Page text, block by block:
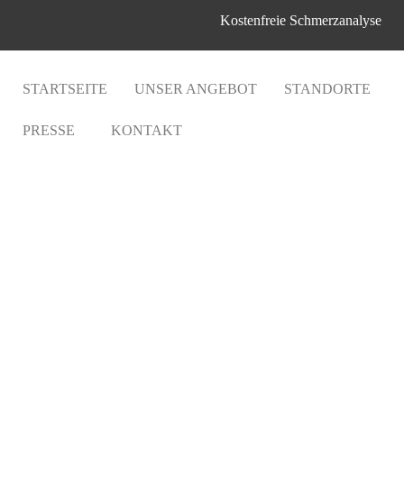
Kostenfreie Schmerzanalyse
STARTSEITE UNSER ANGEBOT STANDORTE
PRESSE KONTAKT